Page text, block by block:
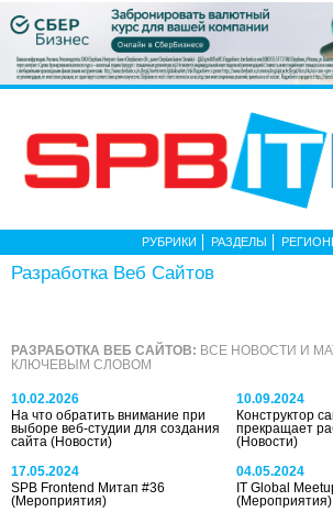
РУБРИКИ РАЗДЕЛЫ
Разработка Веб Сайтов
РАЗРАБОТКА ВЕБ САЙТОВ: ВСЕ НОВОСТИ И
КЛЮЧЕВЫМ СЛОВОМ
10.02.2026
На что обратить внимание при
выборе веб-студии для создания
сайта (Новости)
10.09.2024
Конструктор
прекращает
(Новости)
17.05.2024
SPB Frontend Митап #36
(Мероприятия)
04.05.2024
IT Global
(Мероприятия)